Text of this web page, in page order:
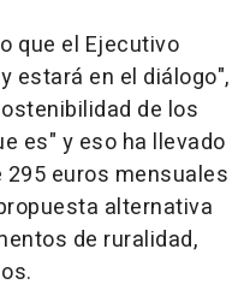
que el Ejecutivo
estará en el diálogo",
de los
es" y eso ha llevado
euros mensuales
alternativa
de ruralidad,